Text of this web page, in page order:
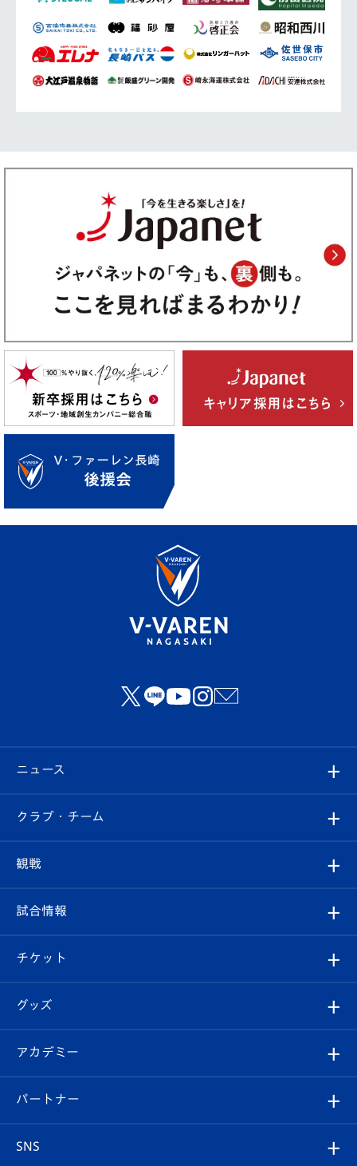
ニュース
すべて
クラブ
試合情報
チケット
イベント
メディア
クラブ・チーム
クラブ概要
エンブレム紹介
スタッフプロフィール
マスコット紹介
観戦
観戦ルール
はじめての観戦ガイド
Revive Team
ヴィヴィくんの長崎おもてなしガイド
試合情報
試合日程/結果
フォトギャラリー
スタジアムグルメ
チケット
チケット
V-LOVERS（ファンクラブ）
プレイヤーズスイート
グッズ
オンラインショップ
店舗情報
アカデミー
育成からのお知らせ
パートナー
SNS